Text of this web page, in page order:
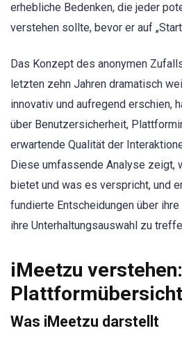
erhebliche Bedenken, die jeder
verstehen sollte, bevor er auf
Das Konzept des anonymen
letzten zehn Jahren dramatisch
innovativ und aufregend erschien,
über Benutzersicherheit,
erwartende Qualität der
Diese umfassende Analyse zeigt,
bietet und was es verspricht, und
fundierte Entscheidungen über
ihre Unterhaltungsauswahl zu
iMeetzu verstehen:
Plattformübersicht
Was iMeetzu darstellt